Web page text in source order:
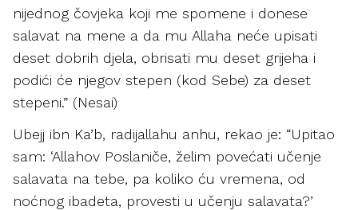
nijednog čovjeka koji me spomene i donese
salavat na mene a da mu Allaha neće upisati
deset dobrih djela, obrisati mu deset grijeha i
podići će njegov stepen (kod Sebe) za deset
stepeni.” (Nesai)
Ubejj ibn Ka’b, radijallahu anhu, rekao je: “Upitao
sam: ‘Allahov Poslaniče, želim povećati učenje
salavata na tebe, pa koliko ću vremena, od
noćnog ibadeta, provesti u učenju salavata?’